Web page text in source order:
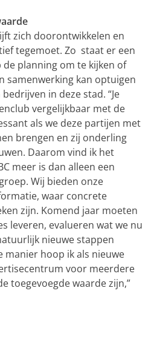
zich doorontwikkelen en
tegemoet. Zo staat er een
planning om te kijken of
samenwerking kan optuigen
in deze stad. “Je
vergelijkbaar met de
als we deze partijen met
brengen en zij onderling
Daarom vind ik het
meer is dan alleen een
Wij bieden onze
waar concrete
zijn. Komend jaar moeten
leveren, evalueren wat we nu
nieuwe stappen
manier hoop ik als nieuwe
voor meerdere
toegevoegde waarde zijn,”